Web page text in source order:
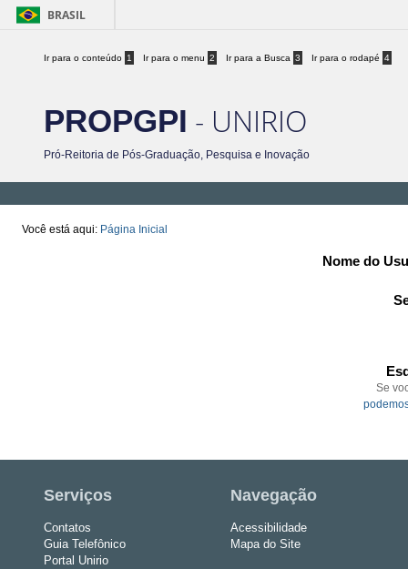
BRASIL
Ir para o conteúdo 1 Ir para o menu 2 Ir para a Busca 3 Ir para o rodapé 4
PROPGPI - UNIRIO
Pró-Reitoria de Pós-Graduação, Pesquisa e Inovação
Você está aqui: Página Inicial
Nome do
Se
Serviços
Contatos
Guia Telefônico
Portal Unirio
Navegação
Acessibilidade
Mapa do Site